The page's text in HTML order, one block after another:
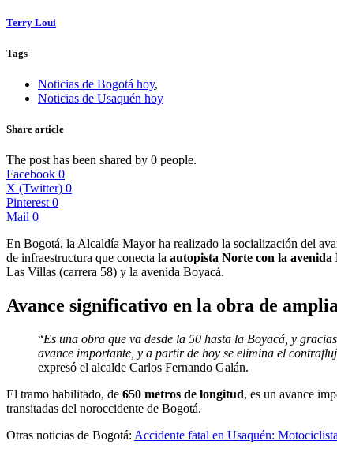
Terry Loui
Tags
Noticias de Bogotá hoy,
Noticias de Usaquén hoy
Share article
The post has been shared by 0 people.
Facebook 0
X (Twitter) 0
Pinterest 0
Mail 0
En Bogotá, la Alcaldía Mayor ha realizado la socialización del
de infraestructura que conecta la autopista Norte con la avenida
Las Villas (carrera 58) y la avenida Boyacá.
Avance significativo en la obra de
“Es una obra que va desde la 50 hasta la Boyacá, y
avance importante, y a partir de hoy se elimina el
expresó el alcalde Carlos Fernando Galán.
El tramo habilitado, de 650 metros de longitud, es un avance
transitadas del noroccidente de Bogotá.
Otras noticias de Bogotá: Accidente fatal en Usaquén: